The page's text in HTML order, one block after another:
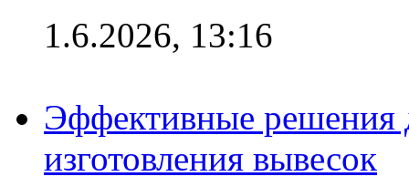
1.6.2026, 13:16
Эффективные решения
изготовления вывесок